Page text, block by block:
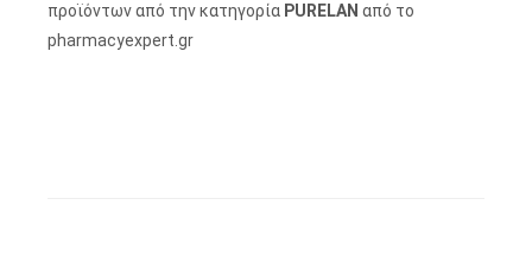
προϊόντων από την κατηγορία PURELAN από το
pharmacyexpert.gr